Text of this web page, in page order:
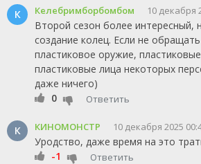
К Келебримборбомбом 10 декабря
Второй сезон более интересный,
создание колец. Если не
пластиковое оружие,
пластиковые лица некоторых
даже ничего)
0
Ответить
К КИНОМОНСТР 10 декабря 2025
Уродство, даже время на это
-1
Ответить